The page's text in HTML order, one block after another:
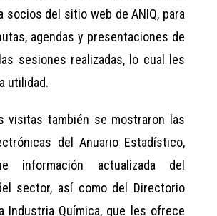
socios del sitio web de ANIQ, para
agendas y presentaciones de
sesiones realizadas, lo cual les
utilidad.
visitas también se mostraron las
del Anuario Estadístico,
información actualizada del
sector, así como del Directorio
Industria Química, que les ofrece